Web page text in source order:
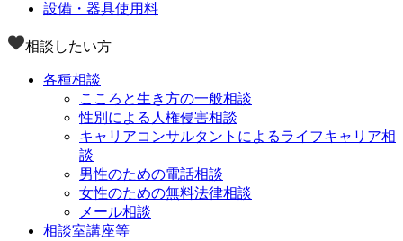
設備・器具使用料
相談したい方
各種相談
こころと生き方の一般相談
性別による人権侵害相談
キャリアコンサルタントによるライフキャリア相
談
男性のための電話相談
女性のための無料法律相談
メール相談
相談室講座等